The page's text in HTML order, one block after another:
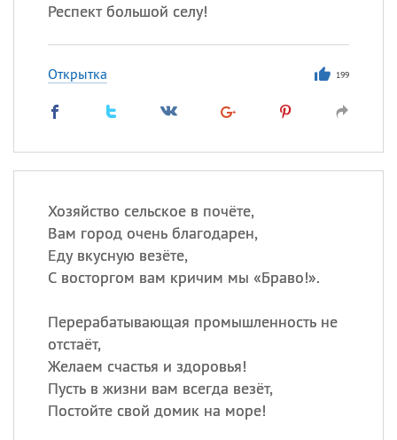
Респект большой селу!
Открытка 199
Хозяйство сельское в почёте,
Вам город очень благодарен,
Еду вкусную везёте,
С восторгом вам кричим мы «Браво!».
Перерабатывающая промышленность не
отстаёт,
Желаем счастья и здоровья!
Пусть в жизни вам всегда везёт,
Постойте свой домик на море!